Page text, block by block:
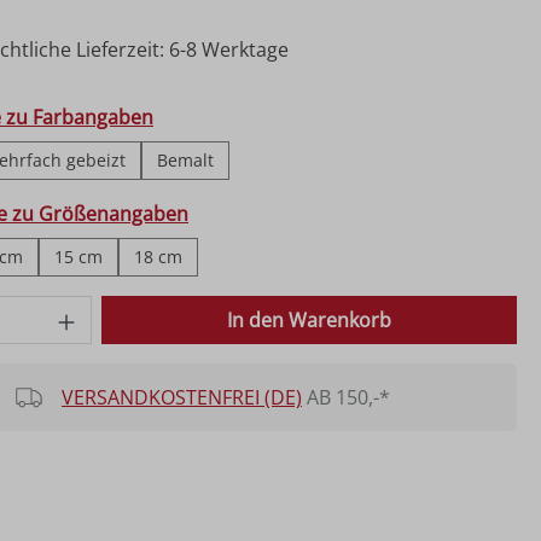
Lieferzeit: 6-8 Werktage
zu Farbangaben
gebeizt Bemalt
zu Größenangaben
15 cm 18 cm
Anzahl: Gib den gewünschten Wert
In den Warenkorb
VERSANDKOSTENFREI (DE) AB 150,-*